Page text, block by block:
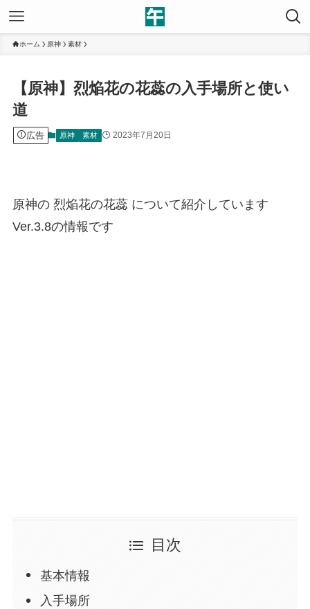
ホーム 原神 素材
【原神】烈焔花の花蕊の入手場所と使い
道
広告 原神 素材 2023年7月20日
原神の 烈焔花の花蕊 について紹介しています
Ver.3.8の情報です
目次
基本情報
入手場所